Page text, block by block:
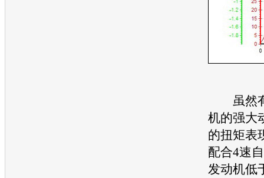
虽然有
机的强大
的扭矩表
配合4速
发动机低